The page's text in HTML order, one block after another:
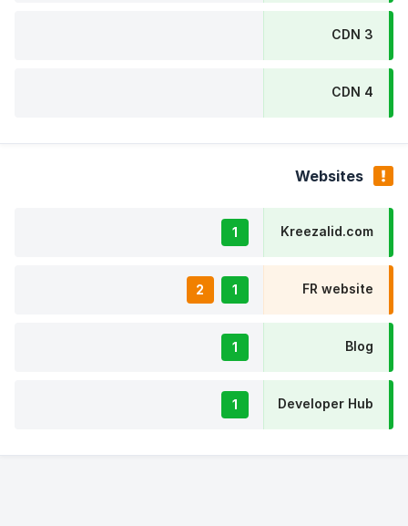
CDN 3
CDN 4
Websites
Kreezalid.com
1
FR website
1
2
Blog
1
Developer Hub
1